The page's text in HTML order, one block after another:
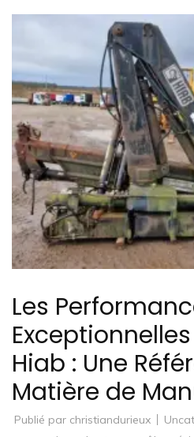
Les
Hiab : Une
Matière de
Publié par christiandurieux